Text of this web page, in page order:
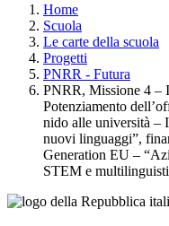
Home
Scuola
Le carte della scuola
Progetti
PNRR - Futura
PNRR, Missione 4 –
Potenziamento
nido alle università –
nuovi linguaggi”,
Generation EU –
STEM e